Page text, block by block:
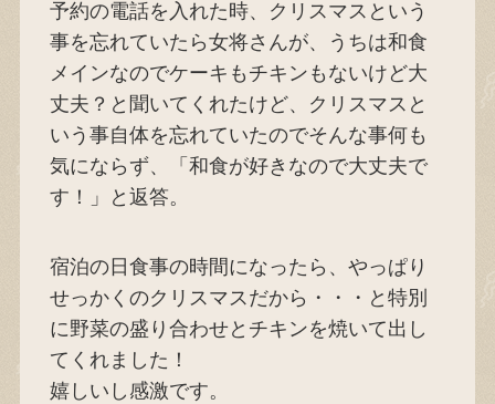
予約の電話を入れた時、クリスマスという
事を忘れていたら女将さんが、うちは和食
メインなのでケーキもチキンもないけど大
丈夫？と聞いてくれたけど、クリスマスと
いう事自体を忘れていたのでそんな事何も
気にならず、「和食が好きなので大丈夫で
す！」と返答。
宿泊の日食事の時間になったら、やっぱり
せっかくのクリスマスだから・・・と特別
に野菜の盛り合わせとチキンを焼いて出し
てくれました！
嬉しいし感激です。